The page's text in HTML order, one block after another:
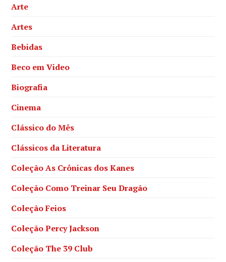
Arte
Artes
Bebidas
Beco em Video
Biografia
Cinema
Clássico do Mês
Clássicos da Literatura
Coleção As Crônicas dos Kanes
Coleção Como Treinar Seu Dragão
Coleção Feios
Coleção Percy Jackson
Coleção The 39 Club